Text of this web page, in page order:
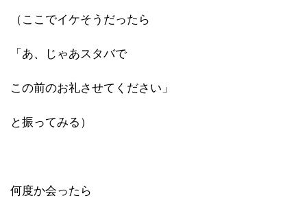
（ここでイケそうだったら
「あ、じゃあスタバで
この前のお礼させてください」
と振ってみる）
何度か会ったら